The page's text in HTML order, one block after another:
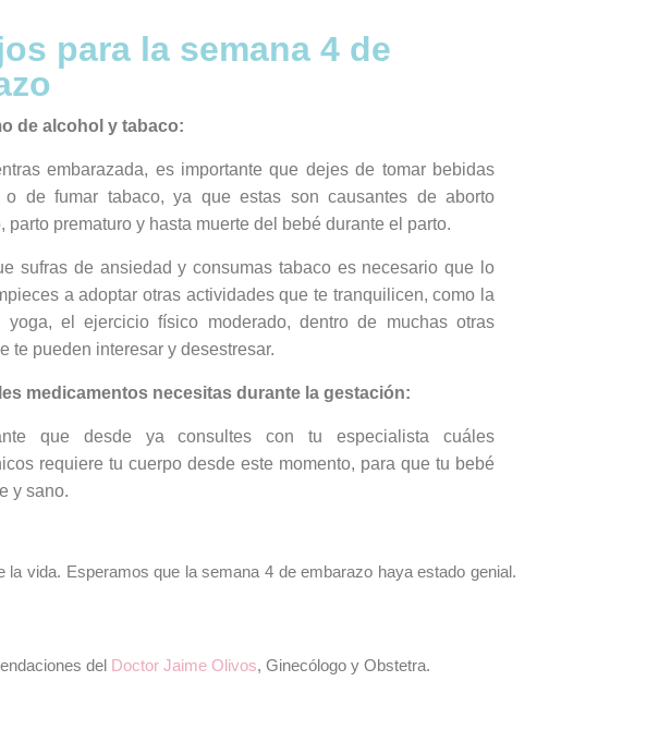
para la semana 4 de
de alcohol y tabaco:
embarazada, es importante que dejes de tomar bebidas
o de fumar tabaco, ya que estas son causantes de aborto
parto prematuro y hasta muerte del bebé durante el parto.
sufras de ansiedad y consumas tabaco es necesario que lo
a adoptar otras actividades que te tranquilicen, como la
yoga, el ejercicio físico moderado, dentro de muchas otras
te pueden interesar y desestresar.
medicamentos necesitas durante la gestación:
que desde ya consultes con tu especialista cuáles
requiere tu cuerpo desde este momento, para que tu bebé
y sano.
vida. Esperamos que la semana 4 de embarazo haya estado genial.
del Doctor Jaime Olivos, Ginecólogo y Obstetra.